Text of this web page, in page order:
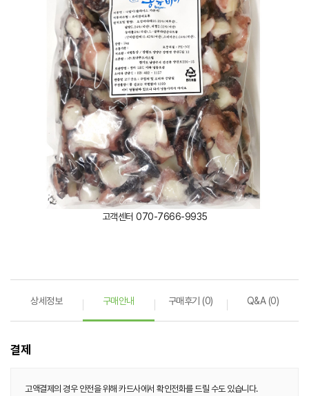
고객센터 070-7666-9935
상세정보 구매안내 구매후기 (0) Q&A (0)
결제
고액결제의 경우 안전을 위해 카드사에서 확인전화를 드릴 수도 있습니다.